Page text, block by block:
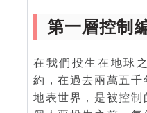
第一層控制
在我們投生在地球
約，在過去兩萬五千
地表世界，是被控